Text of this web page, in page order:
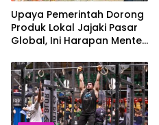
Upaya Pemerintah Dorong
Produk Lokal Jajaki Pasar
Global, Ini Harapan Menteri
dan IGT Expo 2026